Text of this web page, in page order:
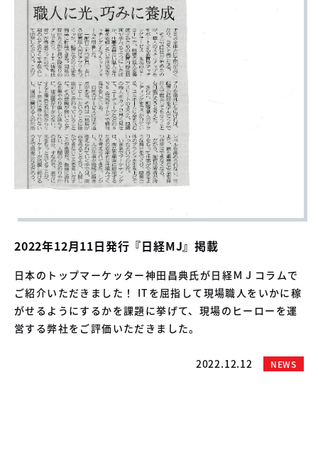
2022年12月11日発行『日経MJ』掲載
日本のトップマーケッター神田昌典氏が日経ＭＪコラムで
ご紹介いただきました！ ITを屈指して現場職人をいかに稼
がせるようにするかを課題に挙げて、現場のヒーローを運
営する弊社をご評価いただきました。
2022.12.12 NEWS